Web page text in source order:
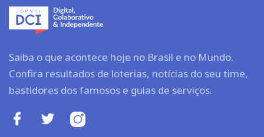
Saiba o que acontece hoje no Brasil e no Mundo.
Confira resultados de loterias, notícias do seu time,
bastidores dos famosos e guias de serviços.